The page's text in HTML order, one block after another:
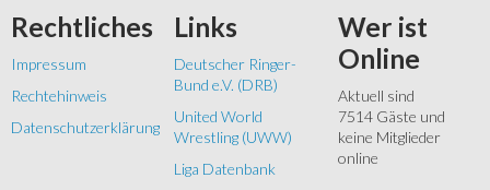
Rechtliches
Impressum
Rechtehinweis
Datenschutzerklärung
Links
Deutscher Ringer-
Bund e.V. (DRB)
United World
Wrestling (UWW)
Liga Datenbank
Wer ist
Online
Aktuell sind
7514 Gäste und
keine Mitglieder
online